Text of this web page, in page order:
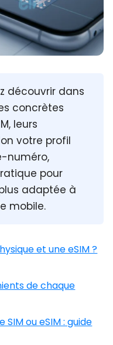
découvrir dans
concrètes
leurs
votre profil
numéro,
pour
adaptée à
mobile.
et une eSIM ?
de chaque
ou eSIM : guide